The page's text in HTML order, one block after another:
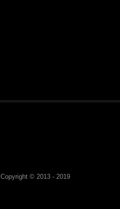
Copyright © 2013 - 2019